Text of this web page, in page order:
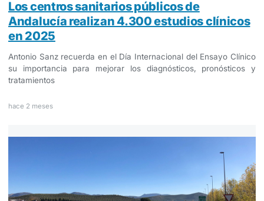
Los centros sanitarios públicos de
Andalucía realizan 4.300 estudios clínicos
en 2025
Antonio Sanz recuerda en el Día Internacional del Ensayo Clínico
su importancia para mejorar los diagnósticos, pronósticos y
tratamientos
hace 2 meses